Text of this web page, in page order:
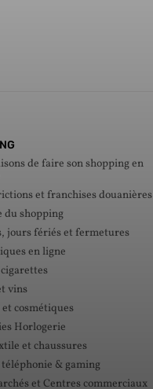
de faire son shopping en
et franchises douanières
du shopping
jours fériés et fermetures
en ligne
vins
cosmétiques
Horlogerie
et chaussures
& gaming
et Centres commerciaux